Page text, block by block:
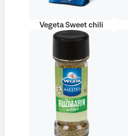
Vegeta Sweet chili